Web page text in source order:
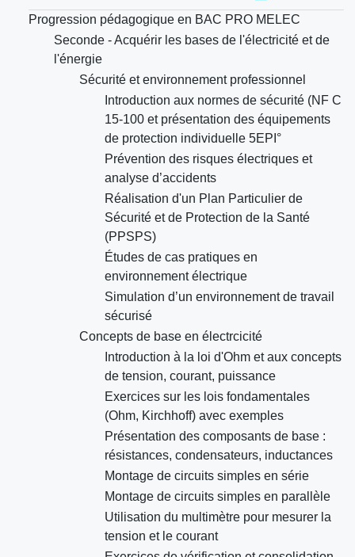
Progression pédagogique en BAC PRO MELEC
Seconde - Acquérir les bases de l'électricité et de
l'énergie
Sécurité et environnement professionnel
Introduction aux normes de sécurité (NF C
15-100 et présentation des équipements
de protection individuelle 5EPI°
Prévention des risques électriques et
analyse d’accidents
Réalisation d'un Plan Particulier de
Sécurité et de Protection de la Santé
(PPSPS)
Études de cas pratiques en
environnement électrique
Simulation d’un environnement de travail
sécurisé
Concepts de base en électrcicité
Introduction à la loi d'Ohm et aux concepts
de tension, courant, puissance
Exercices sur les lois fondamentales
(Ohm, Kirchhoff) avec exemples
Présentation des composants de base :
résistances, condensateurs, inductances
Montage de circuits simples en série
Montage de circuits simples en parallèle
Utilisation du multimètre pour mesurer la
tension et le courant